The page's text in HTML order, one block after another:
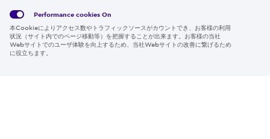
Policy
約
Region & Language:
Japan | JP
Performance cookies On
本Cookieによりアクセス数やトラフィックソースがカウントでき、お客様の利用
状況（サイト内でのページ移動等）を把握することが出来ます。お客様の当社
Webサイトでのユーザ体験を向上するため、当社Webサイトの改善に繋げるため
に役立ちます。